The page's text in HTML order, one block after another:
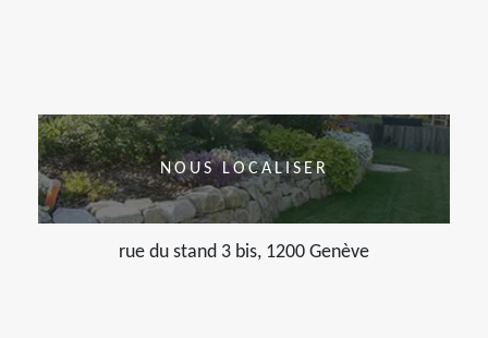
NOUS LOCALISER
rue du stand 3 bis, 1200 Genève